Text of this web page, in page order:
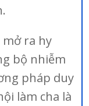
ra hy
bộ nhiễm
pháp duy
làm cha là